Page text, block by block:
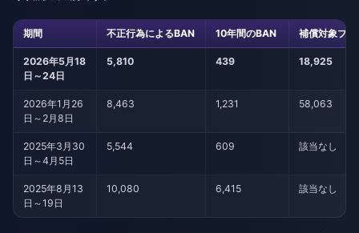
期間 不正行為によるBAN 10年間のBAN 補償対象プ
2026年5月18
日～24日
5,810 439 18,925
2026年1月26
日～2月8日
8,463 1,231 58,063
2025年3月30
日～4月5日
5,544 609 該当なし
2025年8月13
日～19日
10,080 6,415 該当なし